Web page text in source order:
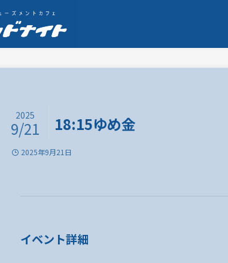
18:15ゆめ金
2025
9/21
2025年9月21日
イベント詳細